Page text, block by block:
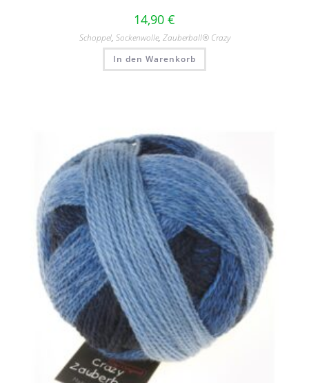
14,90 €
Schoppel, Sockenwolle, Zauberball® Crazy
In den Warenkorb